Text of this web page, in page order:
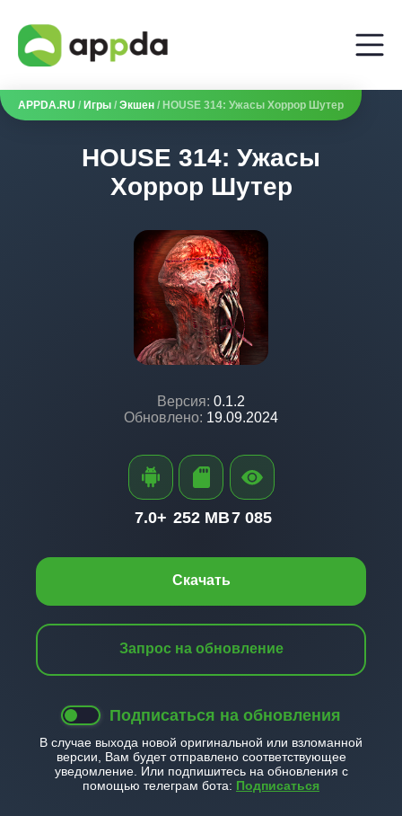
APPDA.RU / Игры / Экшен / HOUSE 314: Ужасы Хоррор Шутер
HOUSE 314: Ужасы
Хоррор Шутер
Версия: 0.1.2
Обновлено: 19.09.2024
Скачать
Запрос на обновление
Подписаться на обновления
В случае выхода новой оригинальной или взломанной
версии, Вам будет отправлено соответствующее
уведомление. Или подпишитесь на обновления с
помощью телеграм бота: Подписаться
7.0+ 252 MB7 085